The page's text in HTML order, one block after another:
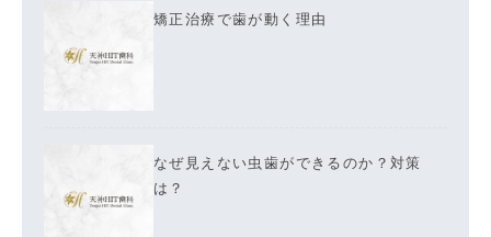
矯正治療で歯が動く理由
なぜ見えない虫歯ができるのか？対策
は？